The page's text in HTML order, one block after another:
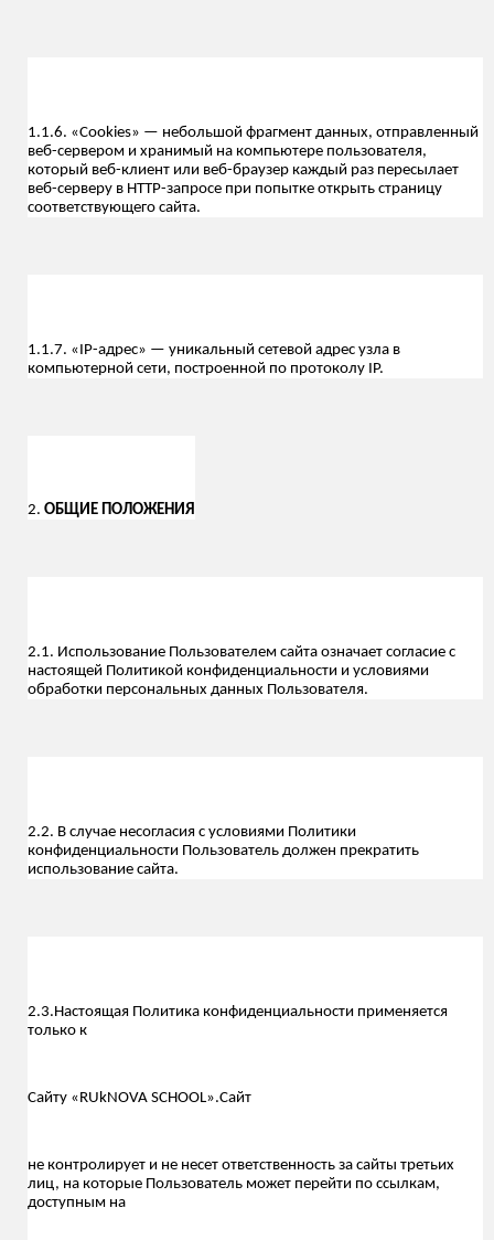
1.1.6. «Cookies» — небольшой фрагмент данных, отправленный
веб-сервером и хранимый на компьютере пользователя,
который веб-клиент или веб-браузер каждый раз пересылает
веб-серверу в HTTP-запросе при попытке открыть страницу
соответствующего сайта.
1.1.7. «IP-адрес» — уникальный сетевой адрес узла в
компьютерной сети, построенной по протоколу IP.
2. ОБЩИЕ ПОЛОЖЕНИЯ
2.1. Использование Пользователем сайта означает согласие с
настоящей Политикой конфиденциальности и условиями
обработки персональных данных Пользователя.
2.2. В случае несогласия с условиями Политики
конфиденциальности Пользователь должен прекратить
использование сайта.
2.3.Настоящая Политика конфиденциальности применяется
только к
Сайту «RUkNOVA SCHOOL».Сайт
не контролирует и не несет ответственность за сайты третьих
лиц, на которые Пользователь может перейти по ссылкам,
доступным на